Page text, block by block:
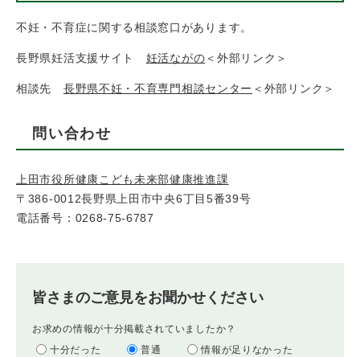
不妊・不育症に関する相談窓口があります。
長野県妊活支援サイト 妊活ながの＜外部リンク＞
相談先 長野県不妊・不育専門相談センター ＜外部リンク＞
問い合わせ
上田市役所健康こども未来部健康推進課
〒386-0012長野県上田市中央6丁目5番39号
電話番号：0268-75-6787
皆さまのご意見をお聞かせください
お求めの情報が十分掲載されていましたか？
十分だった
普通 情報が足りなかった